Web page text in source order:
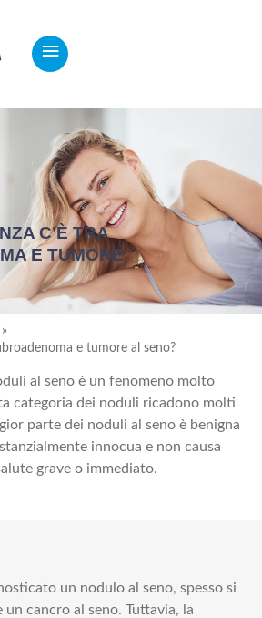
MENU
C’È TRA
E TUMORE
e tumore al seno?
al seno è un fenomeno molto
categoria dei noduli ricadono molti
parte dei noduli al seno è benigna
innocua e non causa
grave o immediato.
un nodulo al seno, spesso si
un cancro al seno. Tuttavia, la